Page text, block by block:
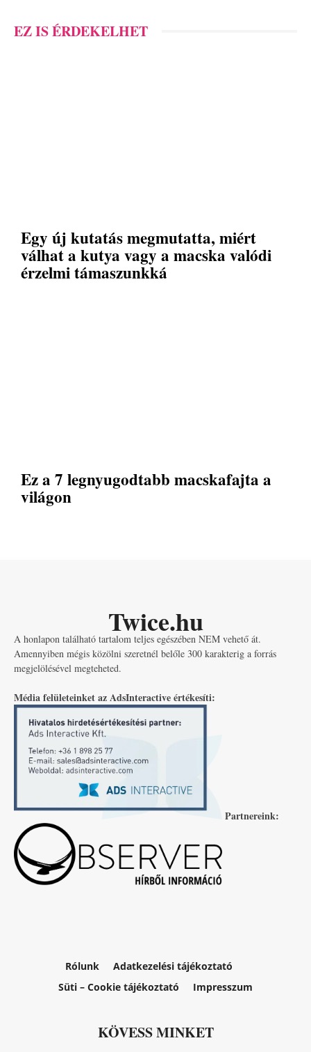
EZ IS ÉRDEKELHET
Egy új kutatás megmutatta, miért
válhat a kutya vagy a macska valódi
érzelmi támaszunkká
Ez a 7 legnyugodtabb macskafajta a
világon
Twice.hu
A honlapon található tartalom teljes egészében NEM vehető át.
Amennyiben mégis közölni szeretnél belőle 300 karakterig a forrás
megjelölésével megteheted.
Média felületeinket az AdsInteractive értékesíti:
Partnereink:
Rólunk
Adatkezelési tájékoztató
Süti – Cookie tájékoztató
Impresszum
KÖVESS MINKET